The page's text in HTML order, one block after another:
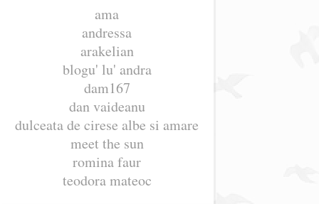
ama
andressa
arakelian
blogu' lu' andra
dam167
dan vaideanu
dulceata de cirese albe si amare
meet the sun
romina faur
teodora mateoc